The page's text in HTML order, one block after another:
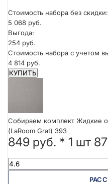
Стоимость набора без скидки:
5 068 руб.
Выгода:
254 руб.
Стоимость набора с учетом
4 814 руб.
КУПИТЬ
Собираем комплект Жидкие
(LaRoom Grat) 393
849 руб. * 1 шт